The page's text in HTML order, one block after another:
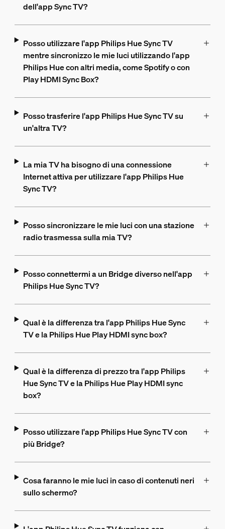
dell'app Sync TV?
Posso utilizzare l'app Philips Hue Sync TV
mentre sincronizzo le mie luci utilizzando l'app
Philips Hue con altri media, come Spotify o con
Play HDMI Sync Box?
Posso trasferire l'app Philips Hue Sync TV su
un'altra TV?
La mia TV ha bisogno di una connessione
Internet attiva per utilizzare l'app Philips Hue
Sync TV?
Posso sincronizzare le mie luci con una stazione
radio trasmessa sulla mia TV?
Posso connettermi a un Bridge diverso nell'app
Philips Hue Sync TV?
Qual è la differenza tra l'app Philips Hue Sync
TV e la Philips Hue Play HDMI sync box?
Qual è la differenza di prezzo tra l'app Philips
Hue Sync TV e la Philips Hue Play HDMI sync
box?
Posso utilizzare l'app Philips Hue Sync TV con
più Bridge?
Cosa faranno le mie luci in caso di contenuti neri
sullo schermo?